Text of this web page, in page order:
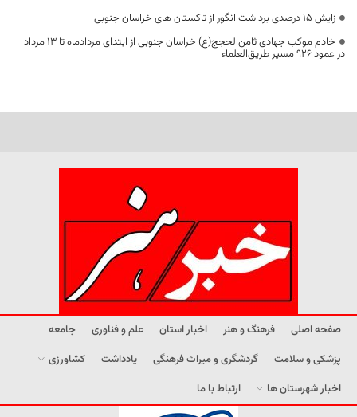
زایش ۱۵ درصدی برداشت انگور از تاکستان های خراسان جنوبی
خادم موکب جهادی ثامن‌الحجج(ع) خراسان جنوبی از ابتدای مردادماه تا ۱۳ مرداد
در عمود ۹۲۶ مسیر طریق‌العلماء
صفحه اصلی فرهنگ و هنر اخبار استان علم و فناوری
جامعه
پزشکی و سلامت
گردشگری و میراث فرهنگی یادداشت
کشاورزی
اخبار شهرستان ها
ارتباط با ما